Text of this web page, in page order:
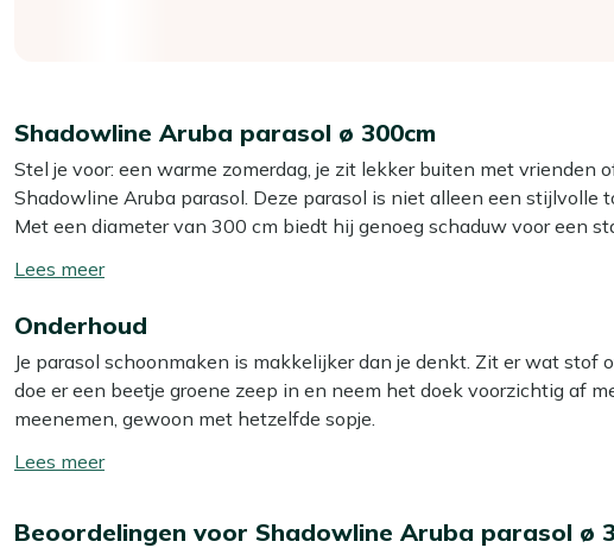
Shadowline Aruba parasol ø 300cm
Stel je voor: een warme zomerdag, je zit lekker buiten met vrienden
Shadowline Aruba parasol. Deze parasol is niet alleen een stijlvolle
Met een diameter van 300 cm biedt hij genoeg schaduw voor een
handomdraai. En met de bijgeleverde voet staat hij altijd stevig.
Eigenschappen
Draaihendel : Met de draaihendel open en sluit je de parasol
Inclusief parasolvoet
Inclusief beschermhoes: De bijpassende hoes beschermt de
Toon/verberg
meer
Onderhoud
Je parasol schoonmaken is makkelijker dan je denkt. Zit er wat stof
doe er een beetje groene zeep in en neem het doek voorzichtig af
meenemen, gewoon met hetzelfde sopje.
Wil je langer genieten van een schone parasol? Behandel het doek
schoonmaakwerk! We raden aan om je parasol twee keer per jaar
Toon/verberg
Beoordelingen voor Shadowline Aruba parasol ø